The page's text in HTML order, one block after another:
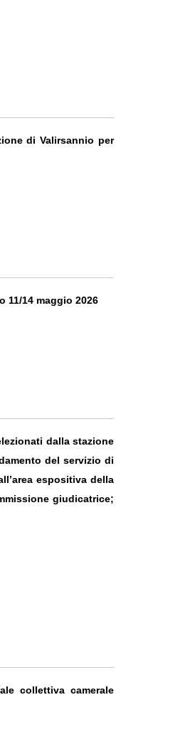
di Valirsannio per
11/14 maggio 2026
dalla stazione
del servizio di
espositiva della
giudicatrice;
collettiva camerale